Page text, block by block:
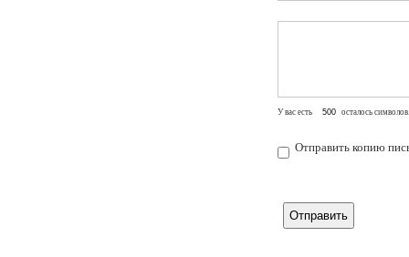
У вас есть осталось символов.
Отправить копию